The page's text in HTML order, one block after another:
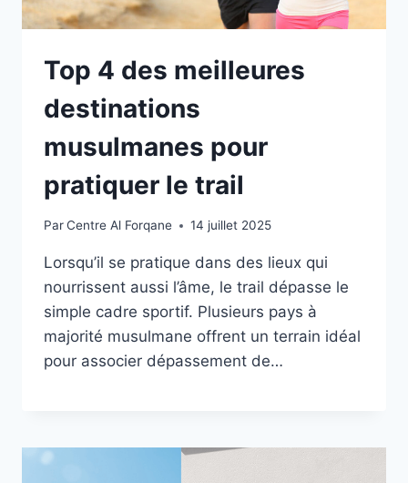
Top 4 des meilleures
destinations
musulmanes pour
pratiquer le trail
ParCentre Al Forqane 14 juillet 2025
Lorsqu’il se pratique dans des lieux qui
nourrissent aussi l’âme, le trail dépasse le
simple cadre sportif. Plusieurs pays à
majorité musulmane offrent un terrain idéal
pour associer dépassement de…